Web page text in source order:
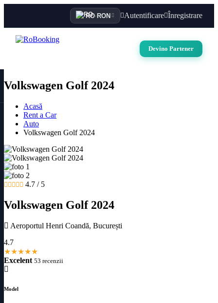
RO·RON Autentificare Înregistrare
Devino Partener
Volkswagen Golf 2024
Acasă
Rent a Car
Auto
Volkswagen Golf 2024
4.7 / 5
Volkswagen Golf 2024
Aeroportul Henri Coandă, București
4.7
★★★★★
Excelent 53 recenzii
Model